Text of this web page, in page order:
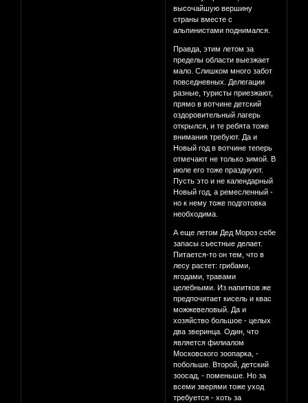
высочайшую вершину
страны вместе с
альпинистами поднимался.
Правда, этим летом за
пределы области выезжает
мало. Слишком много забот
повседневных. Делегации
разные, туристы приезжают,
прямо в вотчине детский
оздоровительный лагерь
открылся, и те ребята тоже
внимания требуют. Да и
Новый год в вотчине теперь
отмечают не только зимой. В
июле его тоже празднуют.
Пусть это и не календарный
Новый год, а ремесленный -
но к нему тоже подготовка
необходима.
А еще летом Дед Мороз себе
запасы съестные делает.
Питается-то он тем, что в
лесу растет: грибами,
ягодами, травами
целебными. Из напитков же
предпочитает кисель и квас
можжевеловый. Да и
хозяйство большое - целых
два зверинца. Один, что
является филиалом
Московского зоопарка, -
побольше. Второй, детский
зоосад, - поменьше. Но за
всеми зверями тоже уход
требуется - хоть за